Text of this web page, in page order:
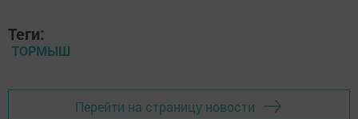
Теги:
ТОРМЫШ
Перейти на страницу новости